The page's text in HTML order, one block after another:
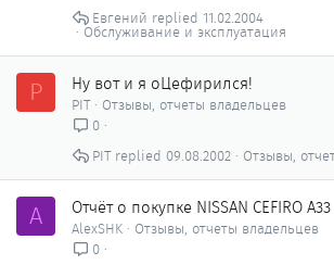
Обслуживание и эксплуатация
11.02.2004
Евгений
P Ну вот и я оЦефирился!
PIT
Отзывы, отчеты владельцев
0
Отзывы,
09.08.2002
PIT
A Отчёт о покупке NISSAN CEFIRO A33
AlexSHK
Отзывы, отчеты владельцев
0